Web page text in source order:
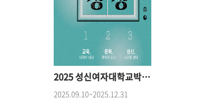
2025 성신여자대학교박물관 온라인 특별전 《대학창창大學蒼窓》
2025.09.10~2025.12.31